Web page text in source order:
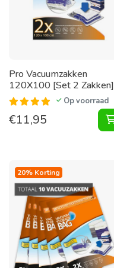
Pro Vacuumzakken
120X100 [Set 2 Zakken]
Op voorraad
€11,95
20% Korting